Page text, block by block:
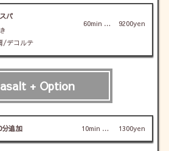
パ
バス付き
60min … 9200yen
/デコルテ
+ Option
長 10分追加 10min … 1300yen